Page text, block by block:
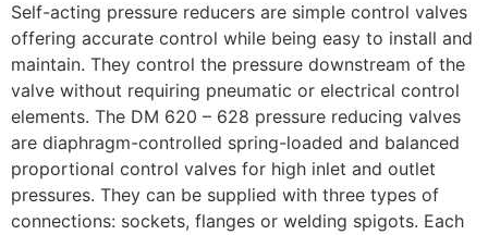
Self-acting pressure reducers are simple control valves
offering accurate control while being easy to install and
maintain. They control the pressure downstream of the
valve without requiring pneumatic or electrical control
elements. The DM 620 – 628 pressure reducing valves
are diaphragm-controlled spring-loaded and balanced
proportional control valves for high inlet and outlet
pressures. They can be supplied with three types of
connections: sockets, flanges or welding spigots. Each